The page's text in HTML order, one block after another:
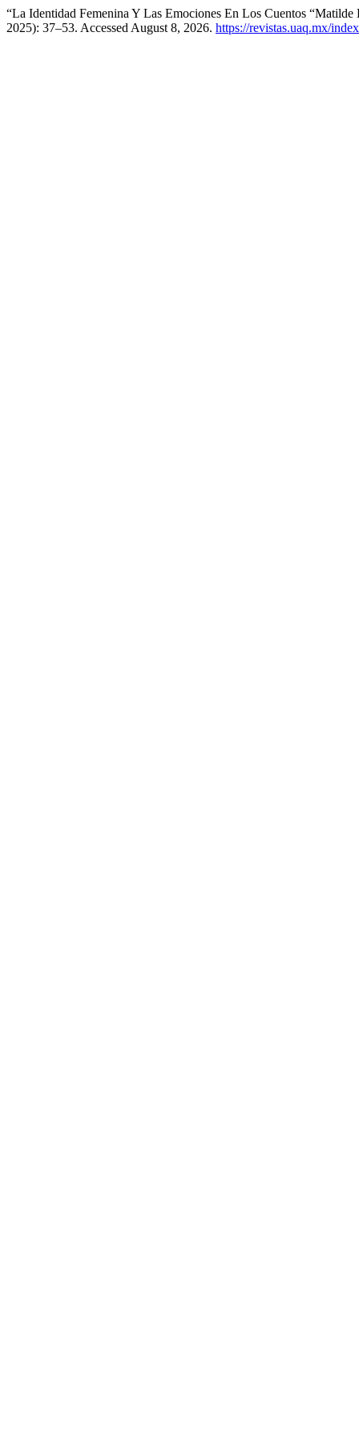
“La Identidad Femenina Y Las Emociones En Los Cuentos
2025): 37–53. Accessed August 8, 2026. https://revistas.uaq.mx/